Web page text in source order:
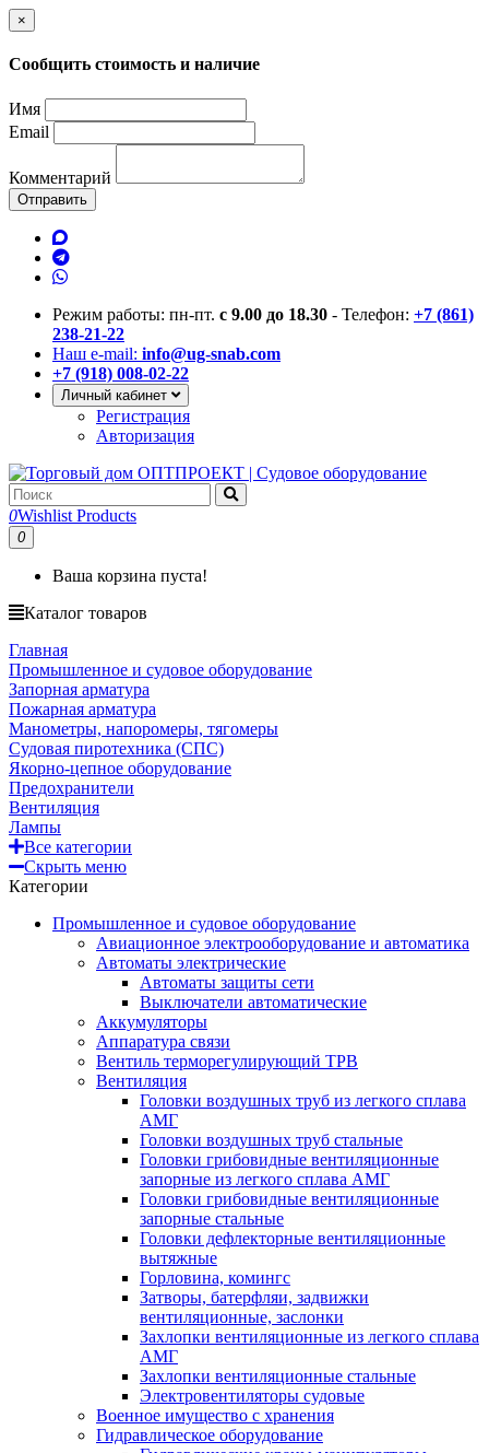
×
Сообщить стоимость и наличие
Имя
Email
Комментарий
Отправить
Режим работы: пн-пт. с 9.00 до 18.30 - Телефон: +7 (861)
238-21-22
Наш e-mail: info@ug-snab.com
+7 (918) 008-02-22
Личный кабинет
Регистрация
Авторизация
0Wishlist Products
0
Ваша корзина пуста!
Каталог товаров
Главная
Промышленное и судовое оборудование
Запорная арматура
Пожарная арматура
Манометры, напоромеры, тягомеры
Судовая пиротехника (СПС)
Якорно-цепное оборудование
Предохранители
Вентиляция
Лампы
Все категории
Скрыть меню
Категории
Промышленное и судовое оборудование
Авиационное электрооборудование и автоматика
Автоматы электрические
Автоматы защиты сети
Выключатели автоматические
Аккумуляторы
Аппаратура связи
Вентиль терморегулирующий ТРВ
Вентиляция
Головки воздушных труб из легкого сплава
АМГ
Головки воздушных труб стальные
Головки грибовидные вентиляционные
запорные из легкого сплава АМГ
Головки грибовидные вентиляционные
запорные стальные
Головки дефлекторные вентиляционные
вытяжные
Горловина, комингс
Затворы, батерфляи, задвижки
вентиляционные, заслонки
Захлопки вентиляционные из легкого сплава
АМГ
Захлопки вентиляционные стальные
Электровентиляторы судовые
Военное имущество с хранения
Гидравлическое оборудование